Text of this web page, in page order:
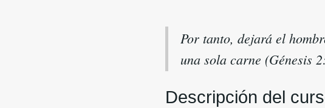
Por tanto, dejará el
una sola carne (Génesis
Descripción del